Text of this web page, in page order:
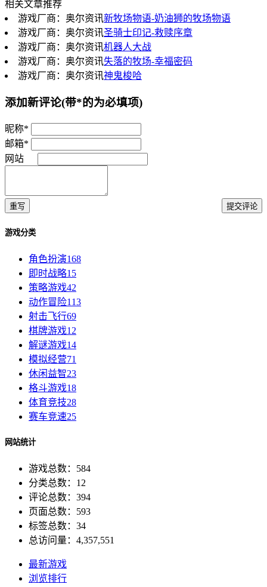
相关文章推荐
游戏厂商：奥尔资讯新牧场物语-奶油狮的牧场物语
游戏厂商：奥尔资讯圣骑士印记-救赎序章
游戏厂商：奥尔资讯机器人大战
游戏厂商：奥尔资讯失落的牧场-幸福密码
游戏厂商：奥尔资讯神鬼梭哈
添加新评论(带*的为必填项)
昵称*
邮箱*
网站
重写 提交评论
游戏分类
角色扮演168
即时战略15
策略游戏42
动作冒险113
射击飞行69
棋牌游戏12
解谜游戏14
模拟经营71
休闲益智23
格斗游戏18
体育竞技28
赛车竞速25
网站统计
游戏总数：584
分类总数：12
评论总数：394
页面总数：593
标签总数：34
总访问量：4,357,551
最新游戏
浏览排行